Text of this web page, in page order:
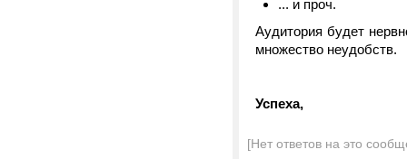
... и проч.
Аудитория будет
множество неудобств.
Успеха,
[Нет ответов на это